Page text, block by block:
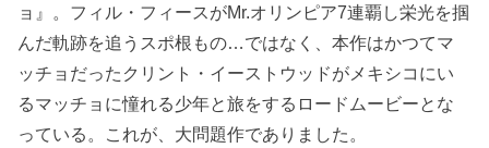
ョ』。フィル・フィースがMr.オリンピア7連覇し栄光を掴
んだ軌跡を追うスポ根もの…ではなく、本作はかつてマ
ッチョだったクリント・イーストウッドがメキシコにい
るマッチョに憧れる少年と旅をするロードムービーとな
っている。これが、大問題作でありました。